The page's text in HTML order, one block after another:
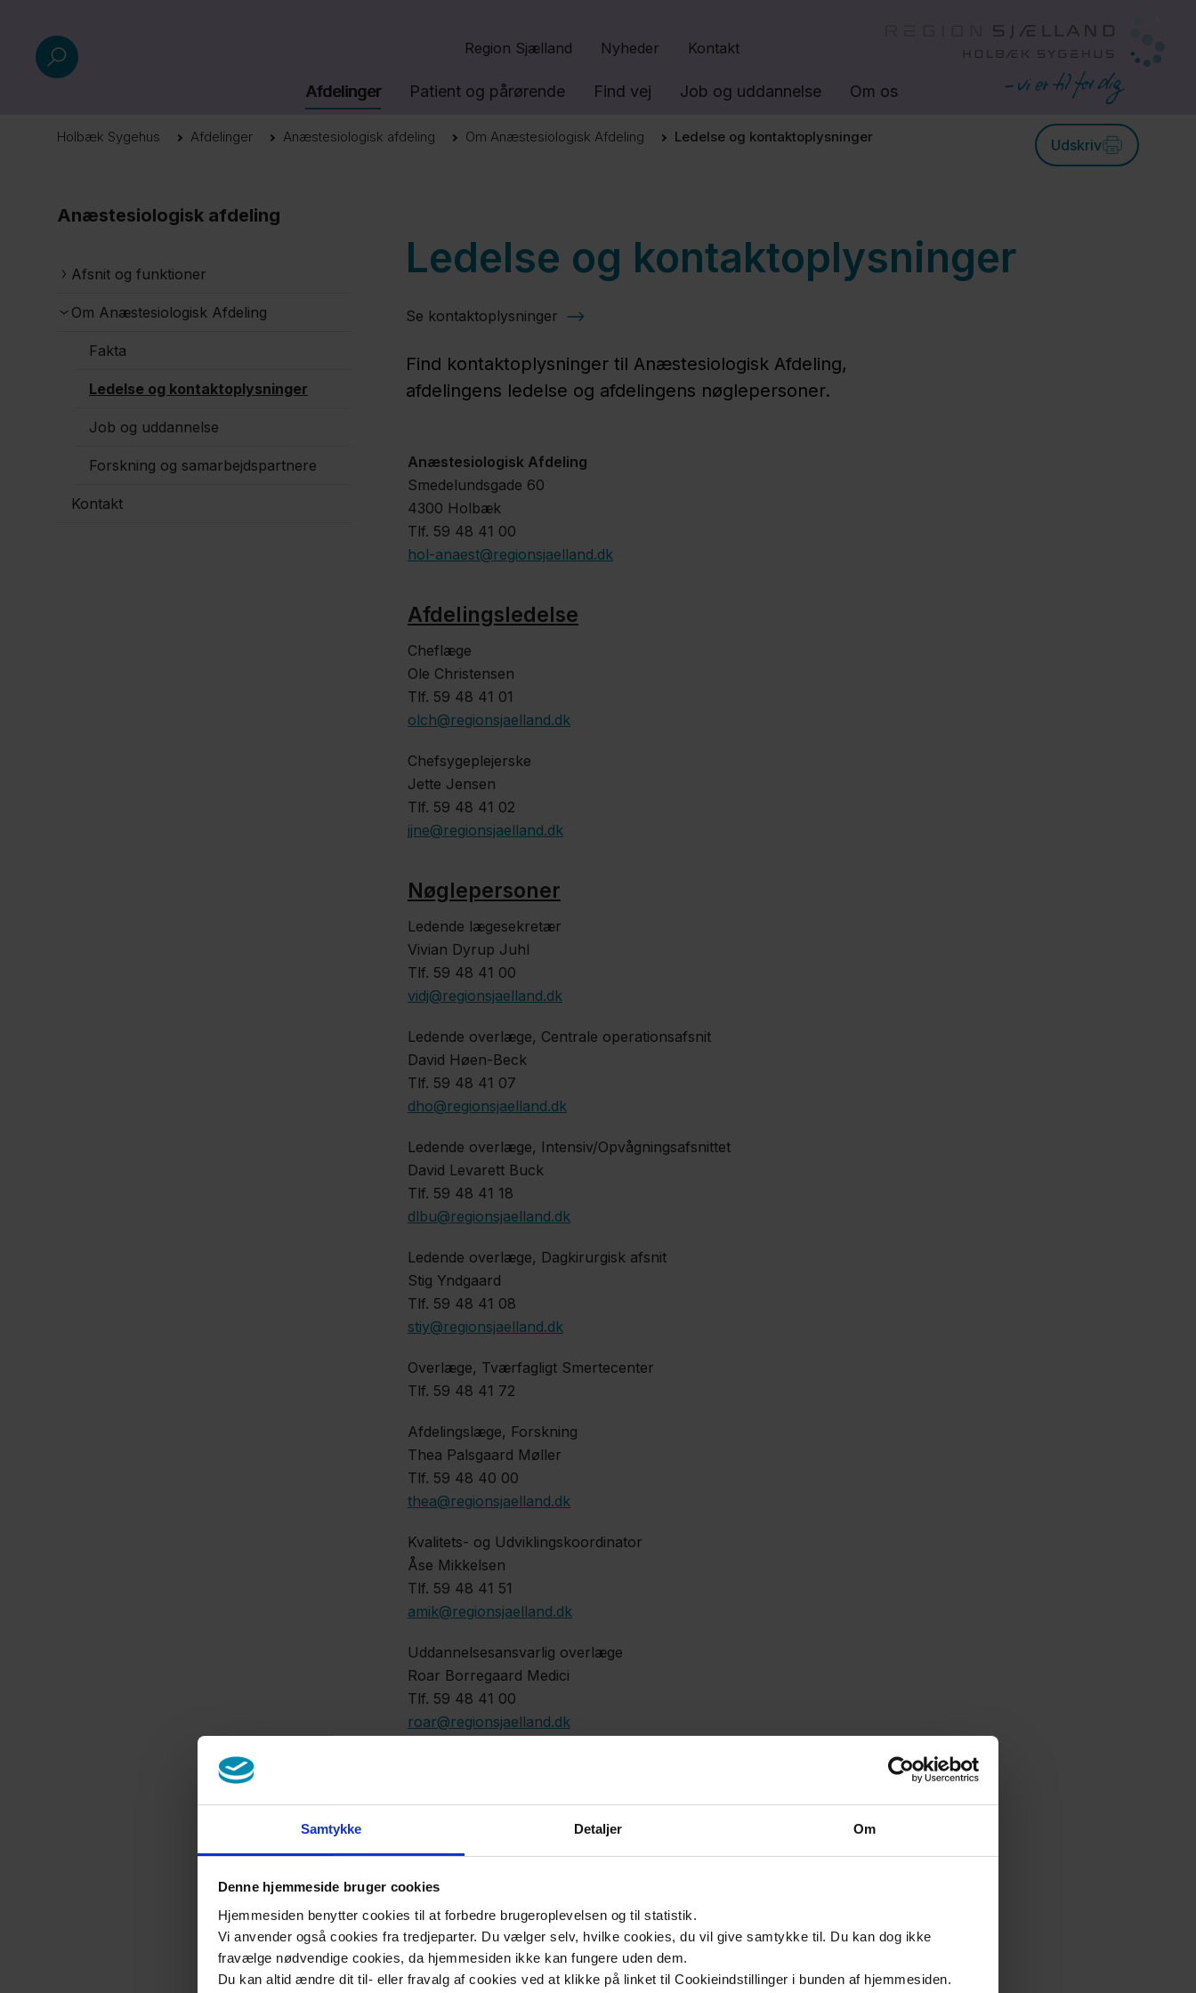
Samtykke Detaljer Om
Denne hjemmeside bruger cookies
Hjemmesiden benytter cookies til at forbedre brugeroplevelsen og til statistik.
Vi anvender også cookies fra tredjeparter. Du vælger selv, hvilke cookies, du vil give samtykke til. Du kan dog ikke
fravælge nødvendige cookies, da hjemmesiden ikke kan fungere uden dem.
Du kan altid ændre dit til- eller fravalg af cookies ved at klikke på linket til Cookieindstillinger i bunden af hjemmesiden.
Region Sjælland Nyheder Kontakt
Afdelinger Patient og pårørende Find vej Job og uddannelse Om os
Holbæk Sygehus Afdelinger Anæstesiologisk afdeling Om Anæstesiologisk Afdeling Ledelse og kontaktoplysninger Udskriv
Anæstesiologisk afdeling
Afsnit og funktioner
Om Anæstesiologisk Afdeling
Fakta
Ledelse og kontaktoplysninger
Job og uddannelse
Forskning og samarbejdspartnere
Kontakt
Ledelse og kontaktoplysninger
Se kontaktoplysninger
Find kontaktoplysninger til Anæstesiologisk Afdeling,
afdelingens ledelse og afdelingens nøglepersoner.
Anæstesiologisk Afdeling
Smedelundsgade 60
4300 Holbæk
Tlf. 59 48 41 00
hol-anaest@regionsjaelland.dk
Afdelingsledelse
Cheflæge
Ole Christensen
Tlf. 59 48 41 01
olch@regionsjaelland.dk
Chefsygeplejerske
Jette Jensen
Tlf. 59 48 41 02
jjne@regionsjaelland.dk
Nøglepersoner
Ledende lægesekretær
Vivian Dyrup Juhl
Tlf. 59 48 41 00
vidj@regionsjaelland.dk
Ledende overlæge, Centrale operationsafsnit
David Høen-Beck
Tlf. 59 48 41 07
dho@regionsjaelland.dk
Ledende overlæge, Intensiv/Opvågningsafsnittet
David Levarett Buck
Tlf. 59 48 41 18
dlbu@regionsjaelland.dk
Ledende overlæge, Dagkirurgisk afsnit
Stig Yndgaard
Tlf. 59 48 41 08
stiy@regionsjaelland.dk
Overlæge, Tværfagligt Smertecenter
Tlf. 59 48 41 72
Afdelingslæge, Forskning
Thea Palsgaard Møller
Tlf. 59 48 40 00
thea@regionsjaelland.dk
Kvalitets- og Udviklingskoordinator
Åse Mikkelsen
Tlf. 59 48 41 51
amik@regionsjaelland.dk
Uddannelsesansvarlig overlæge
Roar Borregaard Medici
Tlf. 59 48 41 00
roar@regionsjaelland.dk
Tlf. 59 48 41 00
Anæstesiafsnit
Oversygeplejerske
Christina Nordal Sørensen
Tlf. 59 48 41 15